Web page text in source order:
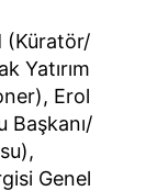
(Küratör/
Yatırım
Erol
Başkanı/
Genel